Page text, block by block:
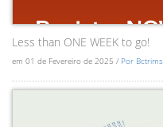
Less than ONE WEEK to go!
em 01 de Fevereiro de 2025 / Por Bctrims